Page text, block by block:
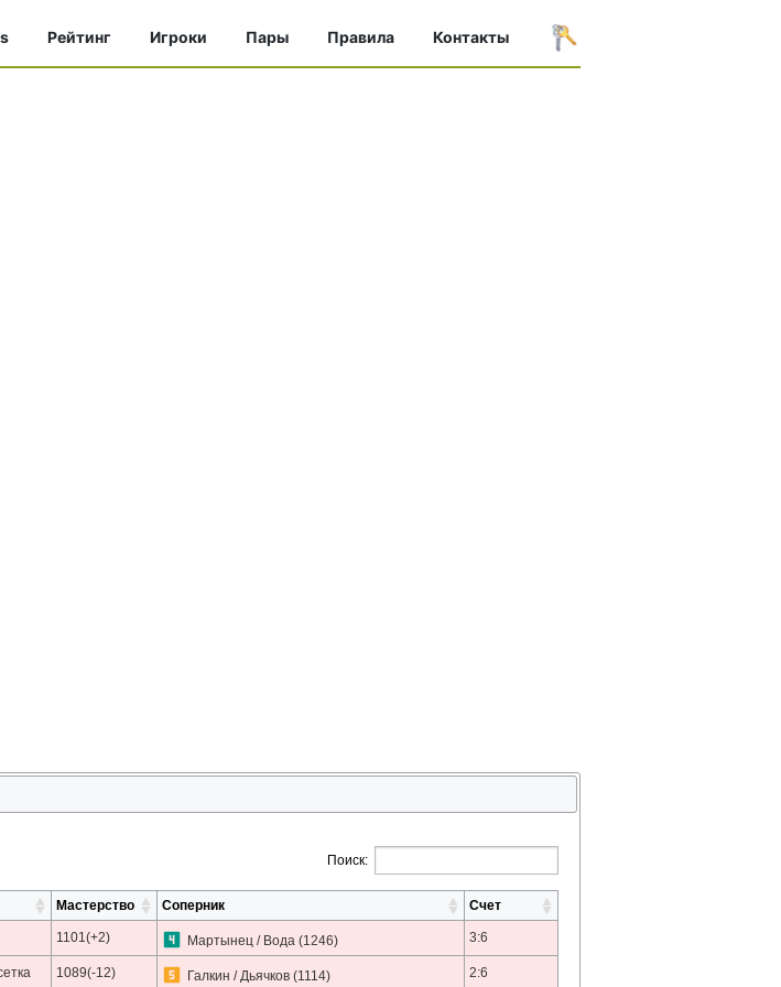
Рейтинг Игроки Пары Правила Контакты
Поиск:
Мастерство Соперник Счет
1101(+2) Мартынец / Вода(1246) 3:6
1089(-12) Галкин / Дьячков(1114) 2:6